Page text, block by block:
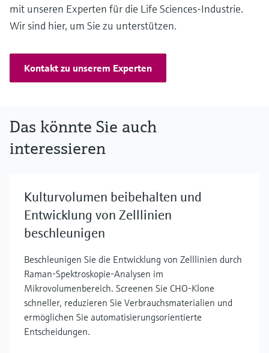
mit unseren Experten für die Life Sciences-Industrie.
Wir sind hier, um Sie zu unterstützen.
Kontakt zu unserem Experten
Das könnte Sie auch
interessieren
Kulturvolumen beibehalten und
Entwicklung von Zelllinien
beschleunigen
Beschleunigen Sie die Entwicklung von Zelllinien durch
Raman-Spektroskopie-Analysen im
Mikrovolumenbereich. Screenen Sie CHO-Klone
schneller, reduzieren Sie Verbrauchsmaterialien und
ermöglichen Sie automatisierungsorientierte
Entscheidungen.